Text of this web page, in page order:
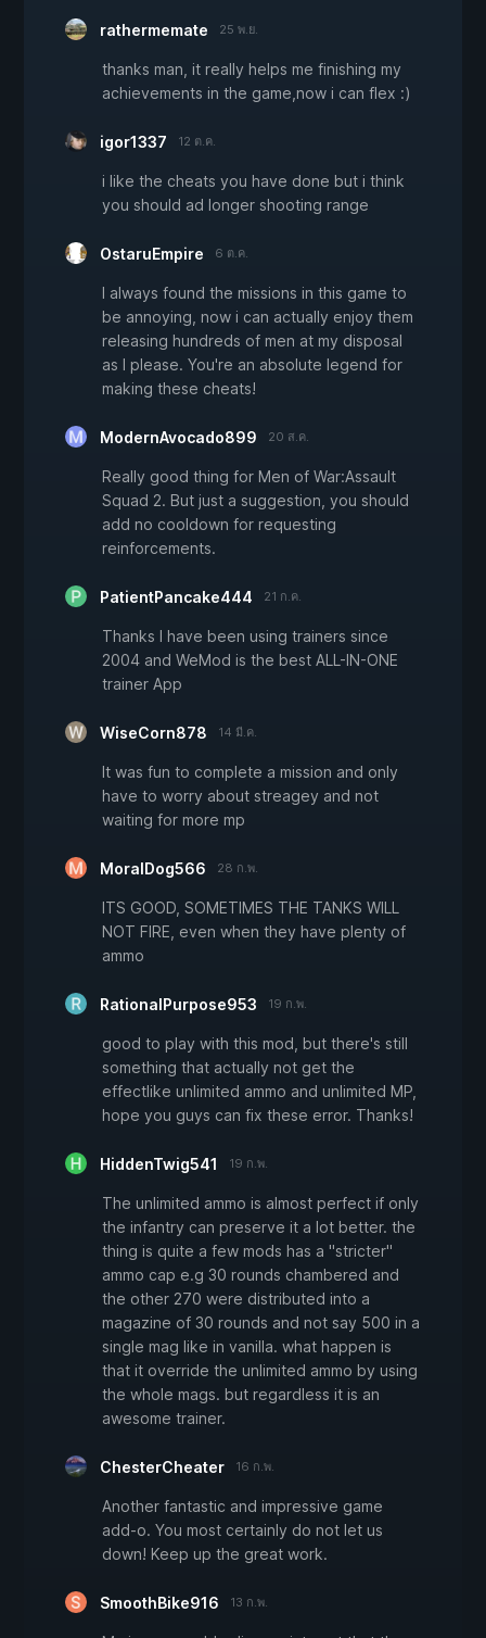
rathermemate 25 พ.ย.
thanks man, it really helps me finishing my
achievements in the game,now i can flex :)
igor1337 12 ต.ค.
i like the cheats you have done but i think
you should ad longer shooting range
OstaruEmpire 6 ต.ค.
I always found the missions in this game to
be annoying, now i can actually enjoy them
releasing hundreds of men at my disposal
as I please. You're an absolute legend for
making these cheats!
ModernAvocado899 20 ส.ค.
Really good thing for Men of War:Assault
Squad 2. But just a suggestion, you should
add no cooldown for requesting
reinforcements.
PatientPancake444 21 ก.ค.
Thanks I have been using trainers since
2004 and WeMod is the best ALL-IN-ONE
trainer App
WiseCorn878 14 มี.ค.
It was fun to complete a mission and only
have to worry about streagey and not
waiting for more mp
MoralDog566 28 ก.พ.
ITS GOOD, SOMETIMES THE TANKS WILL
NOT FIRE, even when they have plenty of
ammo
RationalPurpose953 19 ก.พ.
good to play with this mod, but there's still
something that actually not get the
effectlike unlimited ammo and unlimited MP,
hope you guys can fix these error. Thanks!
HiddenTwig541 19 ก.พ.
The unlimited ammo is almost perfect if only
the infantry can preserve it a lot better. the
thing is quite a few mods has a "stricter"
ammo cap e.g 30 rounds chambered and
the other 270 were distributed into a
magazine of 30 rounds and not say 500 in a
single mag like in vanilla. what happen is
that it override the unlimited ammo by using
the whole mags. but regardless it is an
awesome trainer.
ChesterCheater 16 ก.พ.
Another fantastic and impressive game
add-o. You most certainly do not let us
down! Keep up the great work.
SmoothBike916 13 ก.พ.